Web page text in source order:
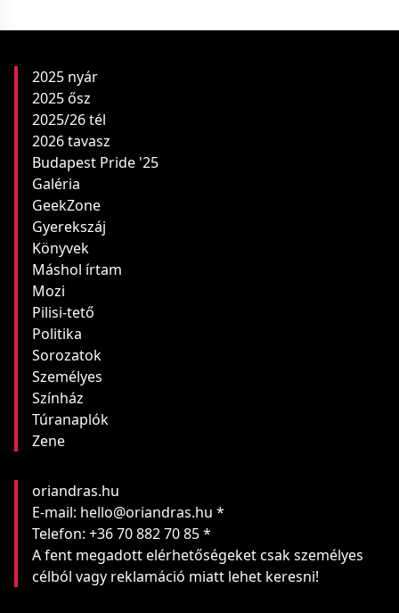
2025 nyár
2025 ősz
2025/26 tél
2026 tavasz
Budapest Pride '25
Galéria
GeekZone
Gyerekszáj
Könyvek
Máshol írtam
Mozi
Pilisi-tető
Politika
Sorozatok
Személyes
Színház
Túranaplók
Zene
oriandras.hu
E-mail: hello@oriandras.hu *
Telefon: +36 70 882 70 85 *
A fent megadott elérhetőségeket csak személyes
célból vagy reklamáció miatt lehet keresni!